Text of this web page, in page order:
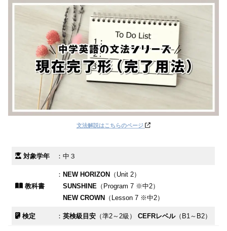
文法解説はこちらのページ
対象学年 ：中３
教科書
：NEW HORIZON （Unit 2）
SUNSHINE （Program 7 ※中2）
NEW CROWN （Lesson 7 ※中2）
検定 ：英検級目安 （準2～2級）CEFRレベル（B1～B2）